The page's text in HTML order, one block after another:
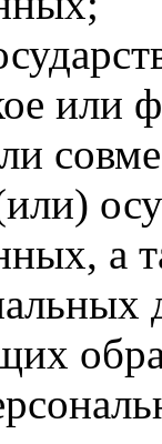
или
а